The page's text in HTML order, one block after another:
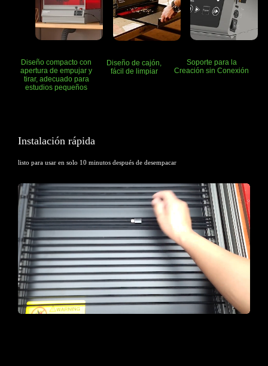
Diseño compacto con
aperturade empujar y
tirar, adecuado para
estudios pequeños
Diseño de cajón,
fácil de limpiar
Soporte para la
Creación sin Conexión
Instalación rápida
listo para usar en solo 10 minutos después de desempacar